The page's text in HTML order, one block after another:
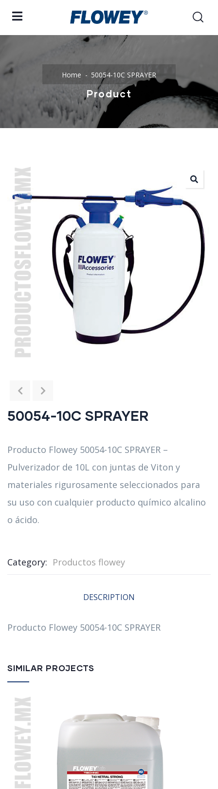
Home 50054-10C SPRAYER
Product
50054-10C SPRAYER
Producto Flowey 50054-10C SPRAYER –
Pulverizador de 10L con juntas de Viton y
materiales rigurosamente seleccionados para
su uso con cualquier producto químico alcalino
o ácido.
Category: Productos flowey
DESCRIPTION
Producto Flowey 50054-10C SPRAYER
SIMILAR PROJECTS